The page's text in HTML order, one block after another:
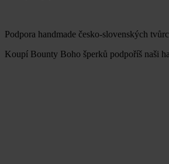
Podpora handmade česko-slovenských
Koupí Bounty Boho šperků podpoříš naši